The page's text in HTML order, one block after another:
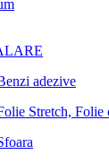
adezive
Stretch, Folie